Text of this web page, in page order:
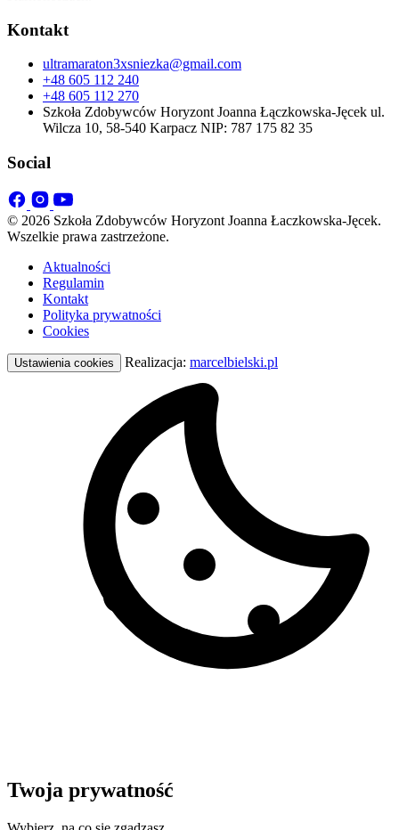
Kontakt
ultramaraton3xsniezka@gmail.com
+48 605 112 240
+48 605 112 270
Szkoła Zdobywców Horyzont Joanna Łączkowska-Jęcek ul.
Wilcza 10, 58-540 Karpacz NIP: 787 175 82 35
Social
© 2026 Szkoła Zdobywców Horyzont Joanna Łaczkowska-Jęcek.
Wszelkie prawa zastrzeżone.
Aktualności
Regulamin
Kontakt
Polityka prywatności
Cookies
Ustawienia cookies Realizacja: marcelbielski.pl
Twoja prywatność